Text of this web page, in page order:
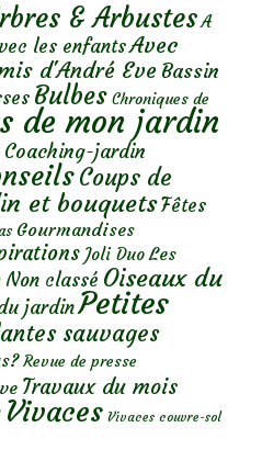
& Arbustes A
les enfantsAvec
d'André Eve Bassin
Bulbes Chroniques de
de mon jardin
Coaching-jardin
Coups de
et bouquetsFêtes
Gourmandises
Joli Duo Les
Non classé Oiseaux du
jardinPetites
sauvages
Revue de presse
Travaux du mois
Vivaces Vivaces couvre-sol